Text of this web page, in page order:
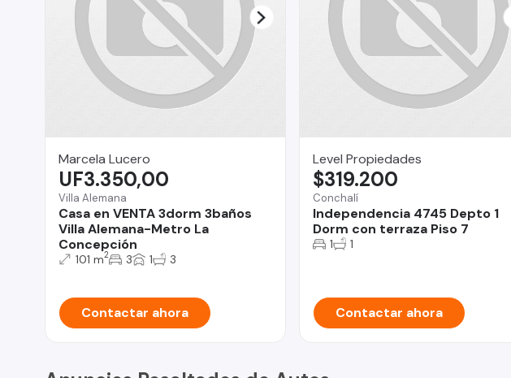
Marcela Lucero
Villa Alemana
Casa en VENTA 3dorm 3baños
Villa Alemana-Metro La
Concepción
UF3.350,00
101 m2 3 1 3
Contactar ahora
Level Propiedades
Conchalí
Independencia 4745 Depto 1
Dorm con terraza Piso 7
$319.200
1 1
Contactar ahora